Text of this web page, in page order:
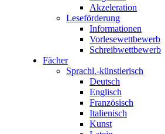
Akzeleration
Leseförderung
Informationen
Vorlesewettbewerb
Schreibwettbewerb
Fächer
Sprachl.-künstlerisch
Deutsch
Englisch
Französisch
Italienisch
Kunst